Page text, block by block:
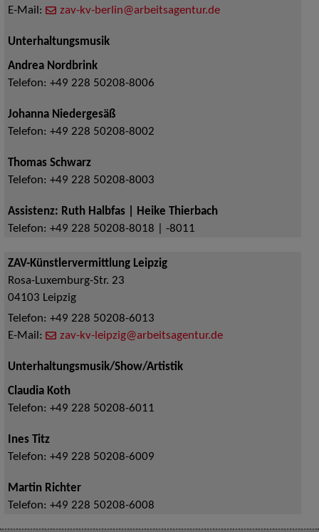
E-Mail:
zav-kv-berlin@arbeitsagentur.de
Unterhaltungsmusik
Andrea Nordbrink
Telefon: +49 228 50208-8006
Johanna Niedergesäß
Telefon: +49 228 50208-8002
Thomas Schwarz
Telefon: +49 228 50208-8003
Assistenz: Ruth Halbfas | Heike Thierbach
Telefon: +49 228 50208-8018 | -8011
ZAV-Künstlervermittlung Leipzig
Rosa-Luxemburg-Str. 23
04103 Leipzig
Telefon: +49 228 50208-6013
E-Mail:
zav-kv-leipzig@arbeitsagentur.de
Unterhaltungsmusik/Show/Artistik
Claudia Koth
Telefon: +49 228 50208-6011
Ines Titz
Telefon: +49 228 50208-6009
Martin Richter
Telefon: +49 228 50208-6008